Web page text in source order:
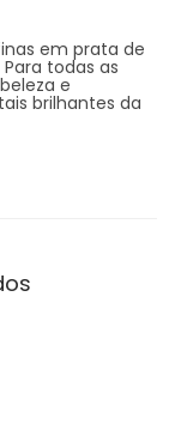
em prata de
todas as
e
brilhantes da